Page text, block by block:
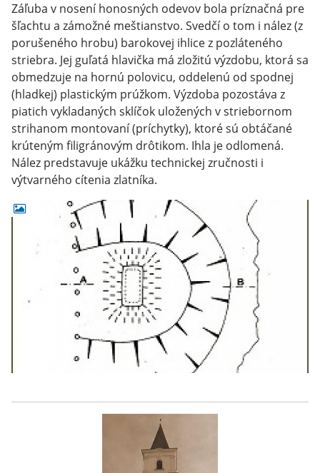
Záľuba v nosení honosných odevov bola príznačná pre
šľachtu a zámožné meštianstvo. Svedčí o tom i nález (z
porušeného hrobu) barokovej ihlice z pozláteného
striebra. Jej guľatá hlavička má zložitú výzdobu, ktorá sa
obmedzuje na hornú polovicu, oddelenú od spodnej
(hladkej) plastickým prúžkom. Výzdoba pozostáva z
piatich vykladaných sklíčok uložených v striebornom
strihanom montovaní (príchytky), ktoré sú obtáčané
krúteným filigránovým drôtikom. Ihla je odlomená.
Nález predstavuje ukážku technickej zručnosti i
výtvarného cítenia zlatníka.